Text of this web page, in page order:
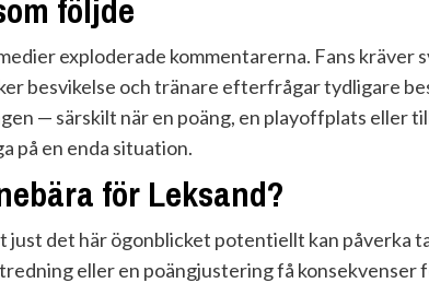
följde
exploderade kommentarerna. Fans kräver
besvikelse och tränare efterfrågar tydligare
— särskilt när en poäng, en playoffplats eller
på en enda situation.
för Leksand?
just det här ögonblicket potentiellt kan påverka
eller en poängjustering få konsekvenser